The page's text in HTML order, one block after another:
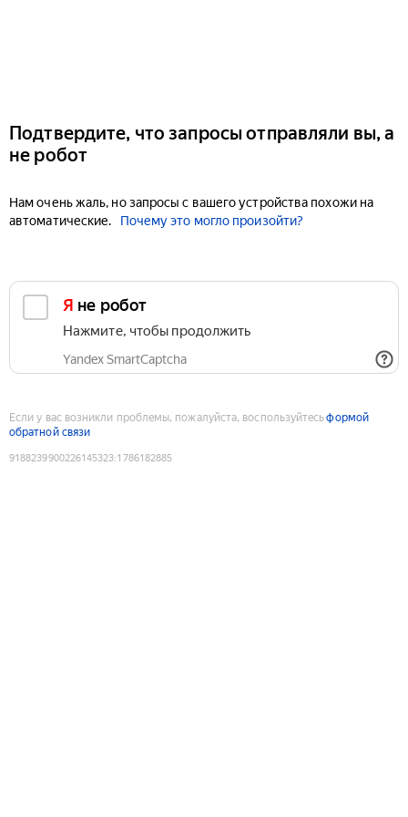
Подтвердите, что запросы отправляли вы, а
не робот
Нам очень жаль, но запросы с вашего устройства похожи на
автоматические.
Почему это могло произойти?
Я не робот
Нажмите, чтобы продолжить
Yandex SmartCaptcha
Если у вас возникли проблемы, пожалуйста, воспользуйтесьформой
обратной связи
9188239900226145323:1786182885